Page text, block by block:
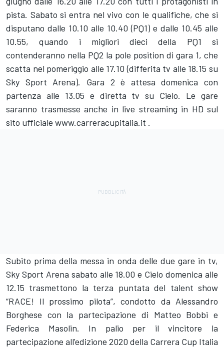
pista. Sabato si entra nel vivo con le qualifiche, che si
disputano dalle 10.10 alle 10.40 (PQ1) e dalle 10.45 alle
10.55, quando i migliori dieci della PQ1 si
contenderanno nella PQ2 la pole position di gara 1, che
scatta nel pomeriggio alle 17.10 (differita tv alle 18.15 su
Sky Sport Arena). Gara 2 è attesa domenica con
partenza alle 13.05 e diretta tv su Cielo. Le gare
saranno trasmesse anche in live streaming in HD sul
sito ufficiale www.carreracupitalia.it .
Subito prima della messa in onda delle due gare in tv,
Sky Sport Arena sabato alle 18.00 e Cielo domenica alle
12.15 trasmettono la terza puntata del talent show
“RACE! Il prossimo pilota”, condotto da Alessandro
Borghese con la partecipazione di Matteo Bobbi e
Federica Masolin. In palio per il vincitore la
partecipazione all'edizione 2020 della Carrera Cup Italia